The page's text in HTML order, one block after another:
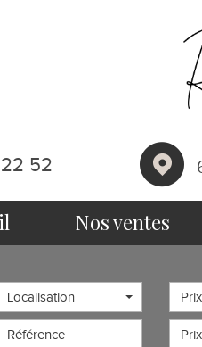
52
nos ventes
Localisation